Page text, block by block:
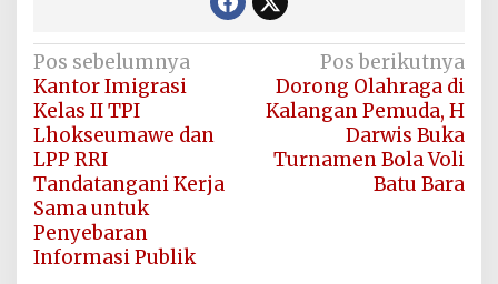
Navigasi
pos
Pos sebelumnya
Kantor Imigrasi
Kelas II TPI
Lhokseumawe dan
LPP RRI
Tandatangani Kerja
Sama untuk
Penyebaran
Informasi Publik
Pos berikutnya
Dorong Olahraga di
Kalangan Pemuda, H
Darwis Buka
Turnamen Bola Voli
Batu Bara